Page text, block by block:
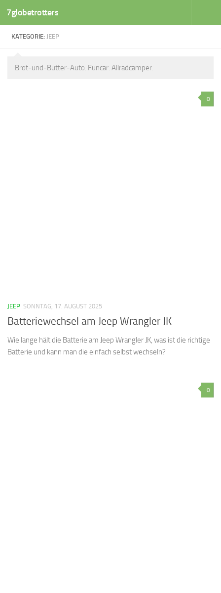
Zum Inhalt springen
7globetrotters
KATEGORIE: JEEP
Brot-und-Butter-Auto. Funcar. Allradcamper.
0
JEEP SONNTAG, 17. AUGUST 2025
Batteriewechsel am Jeep Wrangler JK
Wie lange hält die Batterie am Jeep Wrangler JK, was ist die richtige
Batterie und kann man die einfach selbst wechseln?
0